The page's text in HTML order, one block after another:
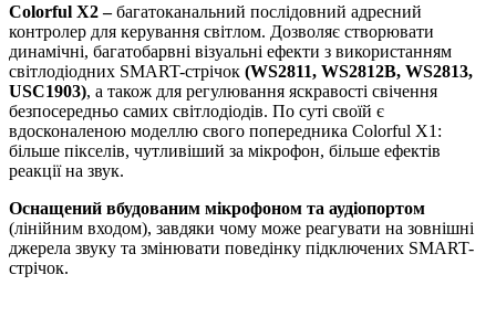
Colorful X2 –багатоканальний послідовний адресний
контролер для керування світлом. Дозволяє створювати
динамічні, багатобарвні візуальні ефекти з використанням
світлодіодних SMART-стрічок (WS2811, WS2812B, WS2813,
USC1903), а також для регулювання яскравості свічення
безпосередньо самих світлодіодів. По суті своїй є
вдосконаленою моделлю свого попередника Colorful X1:
більше пікселів, чутливіший за мікрофон, більше ефектів
реакції на звук.
Оснащений вбудованим мікрофоном та аудіопортом
(лінійним входом), завдяки чому може реагувати на зовнішні
джерела звуку та змінювати поведінку підключених SMART-
стрічок.